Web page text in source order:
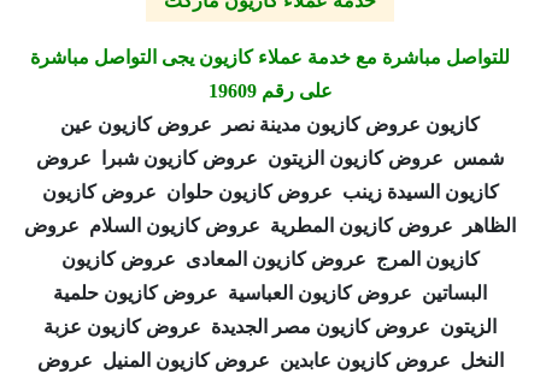
للتواصل مباشرة مع خدمة عملاء كازيون يجى التواصل مباشرة
على رقم 19609
كازيون عروض كازيون مدينة نصر عروض كازيون عين
شمس عروض كازيون الزيتون عروض كازيون شبرا عروض
كازيون السيدة زينب عروض كازيون حلوان عروض كازيون
الظاهر عروض كازيون المطرية عروض كازيون السلام عروض
كازيون المرج عروض كازيون المعادى عروض كازيون
البساتين عروض كازيون العباسية عروض كازيون حلمية
الزيتون عروض كازيون مصر الجديدة عروض كازيون عزبة
النخل عروض كازيون عابدين عروض كازيون المنيل عروض